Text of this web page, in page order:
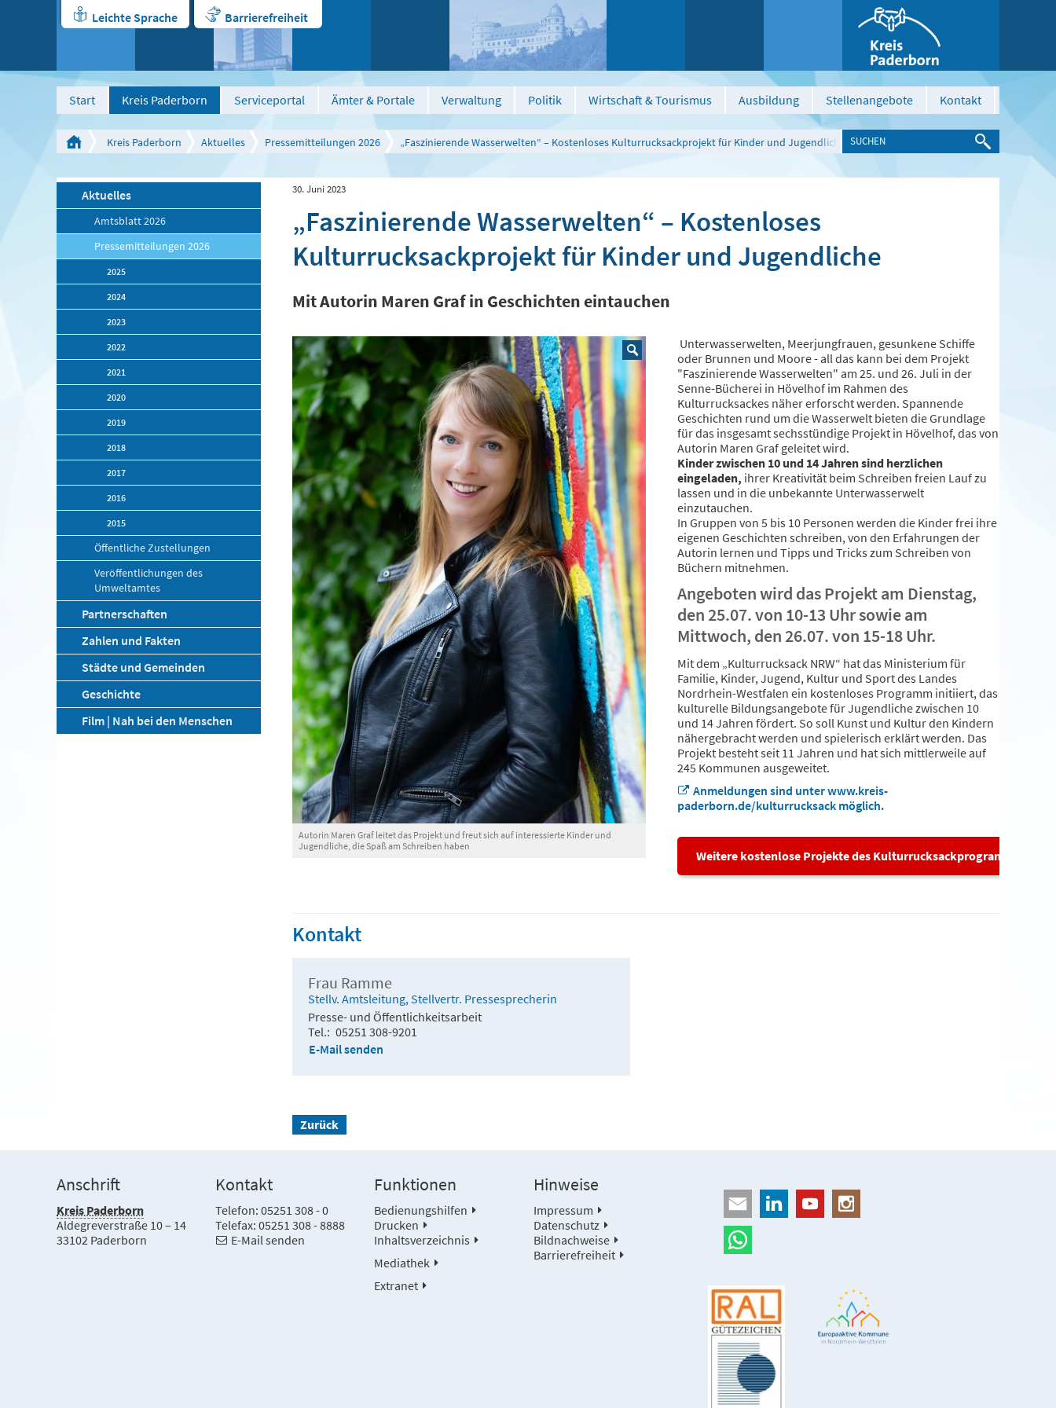
Leichte Sprache Barrierefreiheit
Start Kreis Paderborn Serviceportal Ämter & Portale Verwaltung Politik Wirtschaft & Tourismus Ausbildung Stellenangebote Kontakt
Kreis Paderborn Aktuelles Pressemitteilungen 2026 „Faszinierende Wasserwelten“ – Kostenloses Kulturrucksackprojekt für Kinder und Jugendliche
Aktuelles
Amtsblatt 2026
Pressemitteilungen 2026
2025
2024
2023
2022
2021
2020
2019
2018
2017
2016
2015
Öffentliche Zustellungen
Veröffentlichungen des
Umweltamtes
Partnerschaften
Zahlen und Fakten
Städte und Gemeinden
Geschichte
Film | Nah bei den Menschen
30. Juni 2023
„Faszinierende Wasserwelten“ – Kostenloses
Kulturrucksackprojekt für Kinder und Jugendliche
Mit Autorin Maren Graf in Geschichten eintauchen
Autorin Maren Graf leitet das Projekt und freut sich auf interessierte Kinder und
Jugendliche, die Spaß am Schreiben haben
Unterwasserwelten, Meerjungfrauen, gesunkene Schiffe
oder Brunnen und Moore - all das kann bei dem Projekt
"Faszinierende Wasserwelten" am 25. und 26. Juli in der
Senne-Bücherei in Hövelhof im Rahmen des
Kulturrucksackes näher erforscht werden. Spannende
Geschichten rund um die Wasserwelt bieten die Grundlage
für das insgesamt sechsstündige Projekt in Hövelhof, das von
Autorin Maren Graf geleitet wird.
Kinder zwischen 10 und 14 Jahren sind herzlichen
eingeladen, ihrer Kreativität beim Schreiben freien Lauf zu
lassen und in die unbekannte Unterwasserwelt
einzutauchen.
In Gruppen von 5 bis 10 Personen werden die Kinder frei ihre
eigenen Geschichten schreiben, von den Erfahrungen der
Autorin lernen und Tipps und Tricks zum Schreiben von
Büchern mitnehmen.
Angeboten wird das Projekt am Dienstag,
den 25.07. von 10-13 Uhr sowie am
Mittwoch, den 26.07. von 15-18 Uhr.
Mit dem „Kulturrucksack NRW“ hat das Ministerium für
Familie, Kinder, Jugend, Kultur und Sport des Landes
Nordrhein-Westfalen ein kostenloses Programm initiiert, das
kulturelle Bildungsangebote für Jugendliche zwischen 10
und 14 Jahren fördert. So soll Kunst und Kultur den Kindern
nähergebracht werden und spielerisch erklärt werden. Das
Projekt besteht seit 11 Jahren und hat sich mittlerweile auf
245 Kommunen ausgeweitet.
Anmeldungen sind unter www.kreis-
paderborn.de/kulturrucksack möglich.
Weitere kostenlose Projekte des Kulturrucksackprogramms für
Kontakt
Frau Ramme
Stellv. Amtsleitung, Stellvertr. Pressesprecherin
Presse- und Öffentlichkeitsarbeit
Tel. 05251 308-9201
E-Mail senden
Zurück
Anschrift
Kreis Paderborn
Aldegreverstraße 10 – 14
33102 Paderborn
Kontakt
Telefon: 05251 308 - 0
Telefax: 05251 308 - 8888
E-Mail senden
Funktionen
Bedienungshilfen
Drucken
Inhaltsverzeichnis
Mediathek
Extranet
Hinweise
Impressum
Datenschutz
Bildnachweise
Barrierefreiheit